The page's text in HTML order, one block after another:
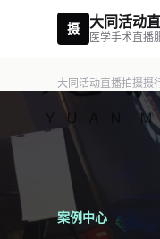
摄 大同活动
医学手术直播
大同活动直播拍摄摄
案例中心